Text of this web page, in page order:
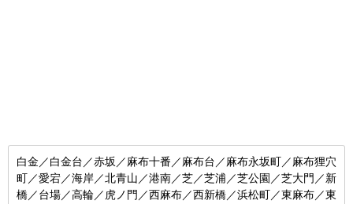
白金／白金台／赤坂／麻布十番／麻布台／麻布永坂町／麻布狸穴
町／愛宕／海岸／北青山／港南／芝／芝浦／芝公園／芝大門／新
橋／台場／高輪／虎ノ門／西麻布／西新橋／浜松町／東麻布／東